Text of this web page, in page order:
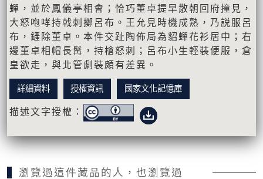
蟬，並於鳳儀亭相會；恰巧董卓提早散朝回府撞見，
大怒咆哮持戟刺擲呂布。王允見時機成熟，乃説服呂
布，鏟除董卓。本件交趾陶佈局為貂蟬花衫居中；右
邊董卓相帽長髯，持槍怒刺；呂布小生輕裝便服，倉
皇欲走，與北管劇裝頗有差異。
詳細資料 授權資訊 國家文化記憶庫
描述文字授權：
瀏覽過這件藏品的人，也瀏覽過